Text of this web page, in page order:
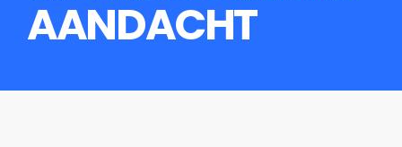
AANDACHT